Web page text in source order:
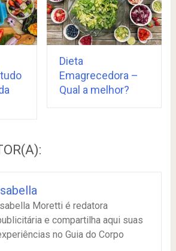
Dieta
Emagrecedora –
Qual a melhor?
Moretti é redatora
e compartilha aqui suas
no Guia do Corpo